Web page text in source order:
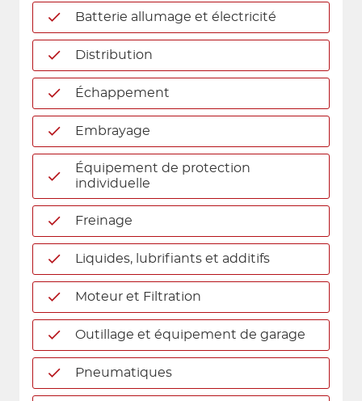
Batterie allumage et électricité
Distribution
Échappement
Embrayage
Équipement de protection
individuelle
Freinage
Liquides, lubrifiants et additifs
Moteur et Filtration
Outillage et équipement de garage
Pneumatiques